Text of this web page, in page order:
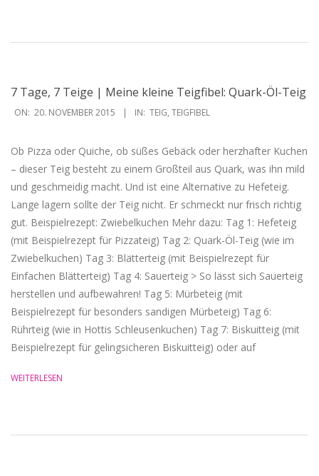
7 Tage, 7 Teige | Meine kleine Teigfibel: Quark-Öl-Teig
2015-
ON: 20. NOVEMBER 2015 IN: TEIG, TEIGFIBEL
Ob Pizza oder Quiche, ob süßes Gebäck oder herzhafter Kuchen
– dieser Teig besteht zu einem Großteil aus Quark, was ihn mild
und geschmeidig macht. Und ist eine Alternative zu Hefeteig.
Lange lagern sollte der Teig nicht. Er schmeckt nur frisch richtig
gut. Beispielrezept: Zwiebelkuchen Mehr dazu: Tag 1: Hefeteig
(mit Beispielrezept für Pizzateig) Tag 2: Quark-Öl-Teig (wie im
Zwiebelkuchen) Tag 3: Blätterteig (mit Beispielrezept für
Einfachen Blätterteig) Tag 4: Sauerteig > So lässt sich Sauerteig
herstellen und aufbewahren! Tag 5: Mürbeteig (mit
Beispielrezept für besonders sandigen Mürbeteig) Tag 6:
Rührteig (wie in Hottis Schleusenkuchen) Tag 7: Biskuitteig (mit
Beispielrezept für gelingsicheren Biskuitteig) oder auf
WEITERLESEN